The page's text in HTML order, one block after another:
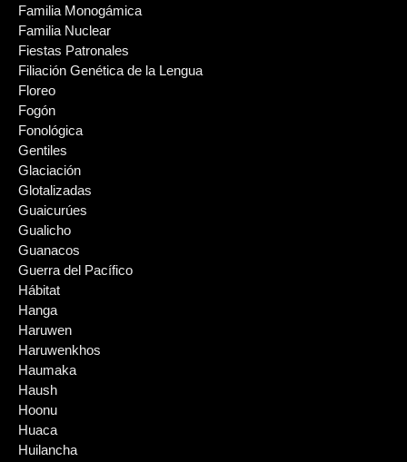
Familia Monogámica
Familia Nuclear
Fiestas Patronales
Filiación Genética de la Lengua
Floreo
Fogón
Fonológica
Gentiles
Glaciación
Glotalizadas
Guaicurúes
Gualicho
Guanacos
Guerra del Pacífico
Hábitat
Hanga
Haruwen
Haruwenkhos
Haumaka
Haush
Hoonu
Huaca
Huilancha